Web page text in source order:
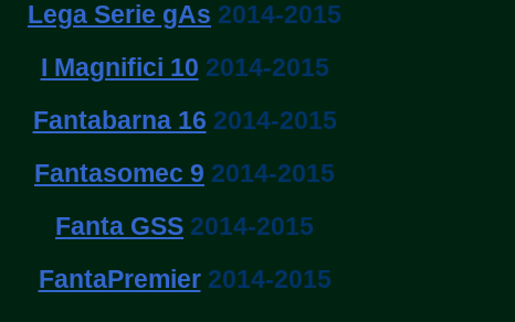
Lega Serie gAs 2014-2015
I Magnifici 10 2014-2015
Fantabarna 16 2014-2015
Fantasomec 9 2014-2015
Fanta GSS 2014-2015
FantaPremier2014-2015